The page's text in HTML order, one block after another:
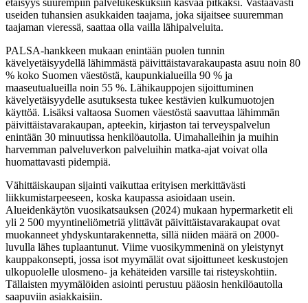
useiden tuhansien asukkaiden taajama, joka sijaitsee suuremman
taajaman vieressä, saattaa olla vailla lähipalveluita.
PALSA-hankkeen mukaan enintään puolen tunnin
kävelyetäisyydellä lähimmästä päivittäistavarakaupasta asuu noin 80
% koko Suomen väestöstä, kaupunkialueilla 90 % ja
maaseutualueilla noin 55 %. Lähikauppojen sijoittuminen
kävelyetäisyydelle asutuksesta tukee kestävien kulkumuotojen
käyttöä. Lisäksi valtaosa Suomen väestöstä saavuttaa lähimmän
päivittäistavarakaupan, apteekin, kirjaston tai terveyspalvelun
enintään 30 minuutissa henkilöautolla. Uimahalleihin ja muihin
harvemman palveluverkon palveluihin matka-ajat voivat olla
huomattavasti pidempiä.
Vähittäiskaupan sijainti vaikuttaa erityisen merkittävästi
liikkumistarpeeseen, koska kaupassa asioidaan usein.
Alueidenkäytön vuosikatsauksen (2024) mukaan hypermarketit eli
yli 2 500 myyntineliömetriä ylittävät päivittäistavarakaupat ovat
muokanneet yhdyskuntarakennetta, sillä niiden määrä on 2000-
luvulla lähes tuplaantunut. Viime vuosikymmeninä on yleistynyt
kauppakonsepti, jossa isot myymälät ovat sijoittuneet keskustojen
ulkopuolelle ulosmeno- ja kehäteiden varsille tai risteyskohtiin.
Tällaisten myymälöiden asiointi perustuu pääosin henkilöautolla
saapuviin asiakkaisiin.